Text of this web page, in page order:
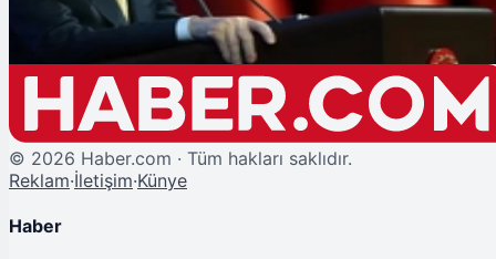
© 2026 Haber.com · Tüm hakları saklıdır.
Reklam·İletişim·Künye
Haber